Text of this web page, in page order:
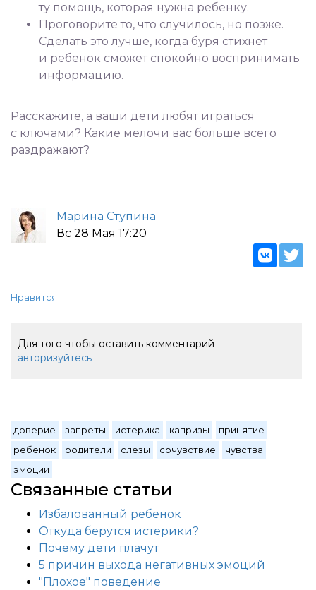
ту помощь, которая нужна ребенку.
Проговорите то, что случилось, но позже.
Сделать это лучше, когда буря стихнет
и ребенок сможет спокойно воспринимать
информацию.
Расскажите, а ваши дети любят играться
с ключами? Какие мелочи вас больше всего
раздражают?
Марина Ступина
Вс 28 Мая 17:20
Нравится
Для того чтобы оставить комментарий —
авторизуйтесь
доверие запреты истерика капризы
принятие
ребенок
родители слезы сочувствие
чувства
эмоции
Связанные статьи
Избалованный ребенок
Откуда берутся истерики?
Почему дети плачут
5 причин выхода негативных эмоций
"Плохое" поведение